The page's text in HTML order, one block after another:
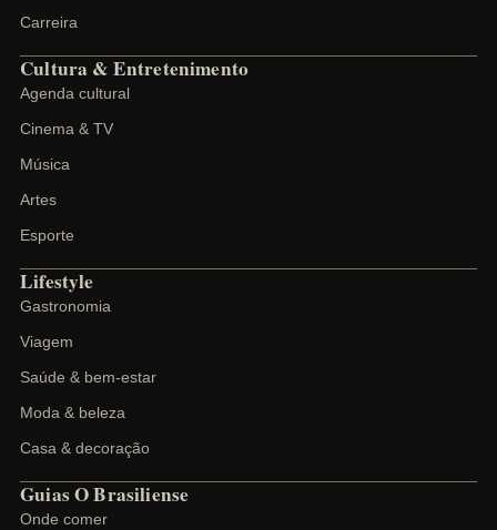
Carreira
Cultura & Entretenimento
Agenda cultural
Cinema & TV
Música
Artes
Esporte
Lifestyle
Gastronomia
Viagem
Saúde & bem-estar
Moda & beleza
Casa & decoração
Guias O Brasiliense
Onde comer